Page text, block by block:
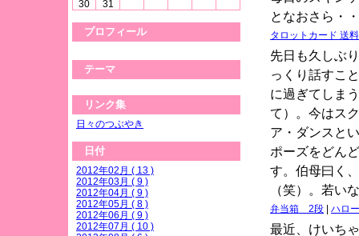
となおさら・
タロットカード 送
先日も久しぶ
っくり話すこ
に過ぎてしま
て）。今はス
ア・ダンスと
ポーズをどん
す。伯母曰く
（笑）。若い
弁当箱 2段 ハロ
最近、けいち
30
31
プロフィール
テーマ
リンク集
日々のつぶやき
日付
2012年02月 ( 13 )
2012年03月 ( 9 )
2012年04月 ( 9 )
2012年05月 ( 8 )
2012年06月 ( 9 )
2012年07月 ( 10 )